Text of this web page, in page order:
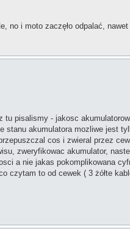
no i moto zaczęło odpalać,
pisalismy - jakosc
akumulatora mozliwe jest
cos i zwieral przez
zweryfikowac akumulator,
a nie jakas pokomplikowana
czytam to od cewek ( 3 żółte